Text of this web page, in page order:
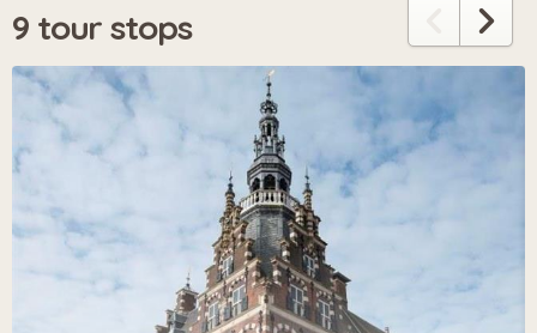
9 tour stops